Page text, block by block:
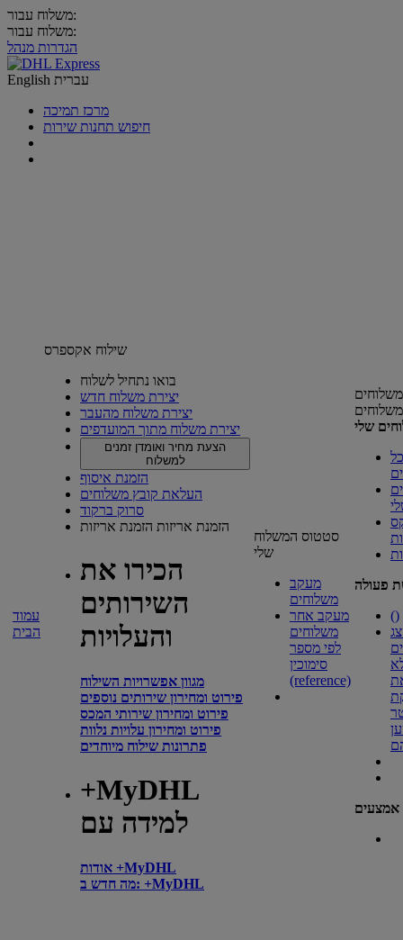
משלוח עבור:
משלוח עבור:
הגדרות מנהל
English עברית
מרכז תמיכה
חיפוש תחנות שירות
עמוד
הבית
שילוח אקספרס
בואו נתחיל לשלוח
יצירת משלוח חדש
יצירת משלוח מהעבר
יצירת משלוח מתוך המועדפים
הצעת מחיר ואומדן זמנים
למשלוח
הזמנת איסוף
העלאת קובץ משלוחים
סרוק ברקוד
הזמנת אריזות הזמנת אריזות
הכירו את
השירותים
והעלויות
מגוון אפשרויות השילוח
פירוט ומחירון שירותים נוספים
פירוט ומחירון שירותי המכס
פירוט ומחירון עלויות נלוות
פתרונות שילוח מיוחדים
+MyDHL
למידה עם
אודות +MyDHL
מה חדש ב: +MyDHL
סטטוס המשלוח
שלי
מעקב
משלוחים
מעקב אחר
משלוחים
לפי מספר
סימוכין
(reference)
שלי
כל
פעולה
()
אמצעים